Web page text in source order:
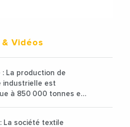
Vidéos
: La production de
industrielle est
à 850 000 tonnes en
La société textile